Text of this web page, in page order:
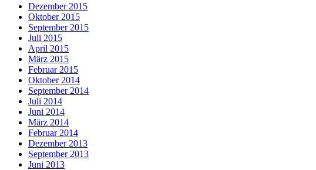
Dezember 2015
Oktober 2015
September 2015
Juli 2015
April 2015
März 2015
Februar 2015
Oktober 2014
September 2014
Juli 2014
Juni 2014
März 2014
Februar 2014
Dezember 2013
September 2013
Juni 2013